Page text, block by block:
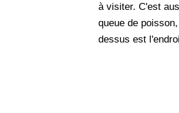
à visiter. C'est
queue de
dessus est